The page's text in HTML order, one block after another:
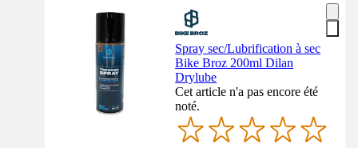
Spray sec/Lubrification à sec
Bike Broz 200ml Dilan
Drylube
Cet article n'a pas encore été
noté.